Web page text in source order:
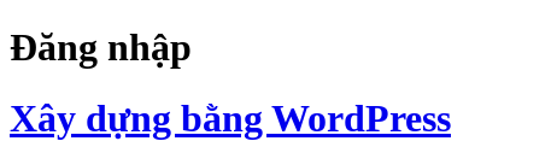
Đăng nhập
Xây dựng bằng WordPress